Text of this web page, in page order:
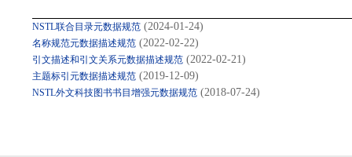
NSTL联合目录元数据规范 (2024-01-24)
名称规范元数据描述规范 (2022-02-22)
引文描述和引文关系元数据描述规范 (2022-02-21)
主题标引元数据描述规范 (2019-12-09)
NSTL外文科技图书书目增强元数据规范 (2018-07-24)